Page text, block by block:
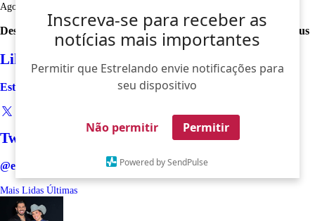
Inscreva-se para receber as
notícias mais importantes
Permitir que Estrelando envie notificações para
seu dispositivo
Não permitir Permitir
Powered by SendPulse
Ago
Desculpe, não foi encontrado nenhum registro sobre: miley-cryus
Like
Estrelando
Twitter
@estrelando
Mais Lidas Últimas